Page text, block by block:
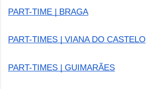
PART-TIME | BRAGA
PART-TIMES | VIANA DO CASTELO
PART-TIMES | GUIMARÃES